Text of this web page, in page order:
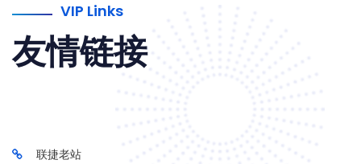
VIP Links
友情链接
联捷老站